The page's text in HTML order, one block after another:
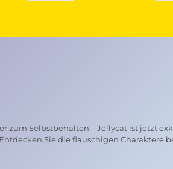
zum Selbstbehalten – Jellycat ist jetzt
Sie die flauschigen Charaktere